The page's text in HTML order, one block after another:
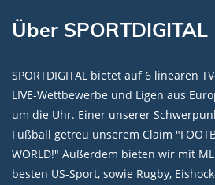
Über SPORTDIGITAL
SPORTDIGITAL bietet auf 6 linearen
LIVE-Wettbewerbe und Ligen aus
um die Uhr. Einer unserer
Fußball getreu unserem Claim
WORLD!" Außerdem bieten wir mit
besten US-Sport, sowie Rugby,